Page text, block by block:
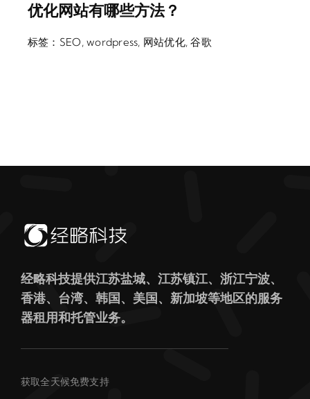
优化网站有哪些方法？
标签： SEO,wordpress, 网站优化,谷歌
经略科技提供江苏盐城、江苏镇江、浙江宁波、
香港、台湾、韩国、美国、新加坡等地区的服务
器租用和托管业务。
获取全天候免费支持